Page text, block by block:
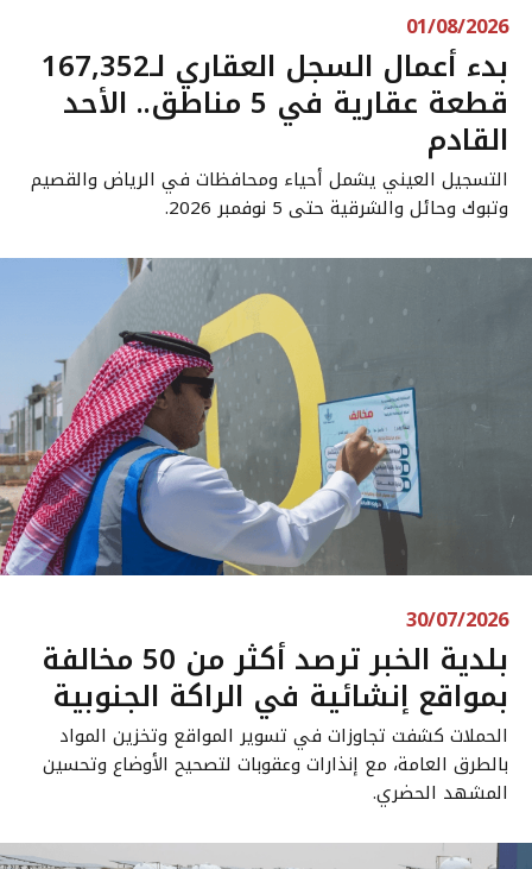
01/08/2026
بدء أعمال السجل العقاري لـ167,352
قطعة عقارية في 5 مناطق.. الأحد
القادم
التسجيل العيني يشمل أحياء ومحافظات في الرياض والقصيم
وتبوك وحائل والشرقية حتى 5 نوفمبر 2026.
30/07/2026
بلدية الخبر ترصد أكثر من 50 مخالفة
بمواقع إنشائية في الراكة الجنوبية
الحملات كشفت تجاوزات في تسوير المواقع وتخزين المواد
بالطرق العامة، مع إنذارات وعقوبات لتصحيح الأوضاع وتحسين
المشهد الحضري.